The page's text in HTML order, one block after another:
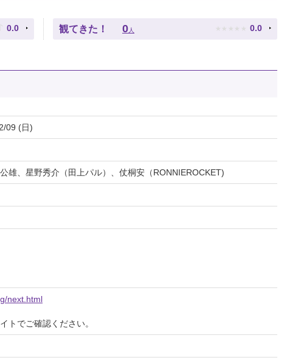
0.0 観てきた！ 0 人 ★ ★ ★ ★ ★ 0.0
09 (日)
雄、星野秀介（田上パル）、仗桐安（RONNIEROCKET)
next.html
トでご確認ください。